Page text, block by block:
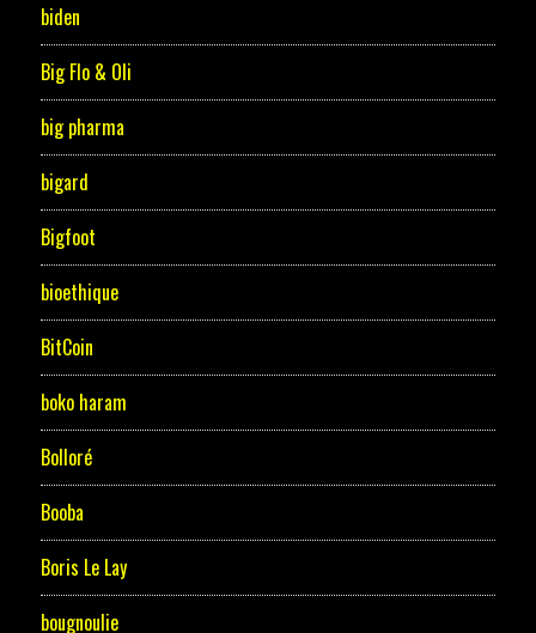
biden
Big Flo & Oli
big pharma
bigard
Bigfoot
bioethique
BitCoin
boko haram
Bolloré
Booba
Boris Le Lay
bougnoulie